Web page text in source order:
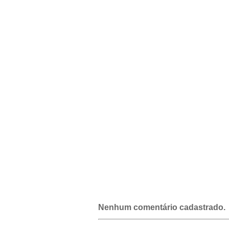
Nenhum comentário cadastrado.